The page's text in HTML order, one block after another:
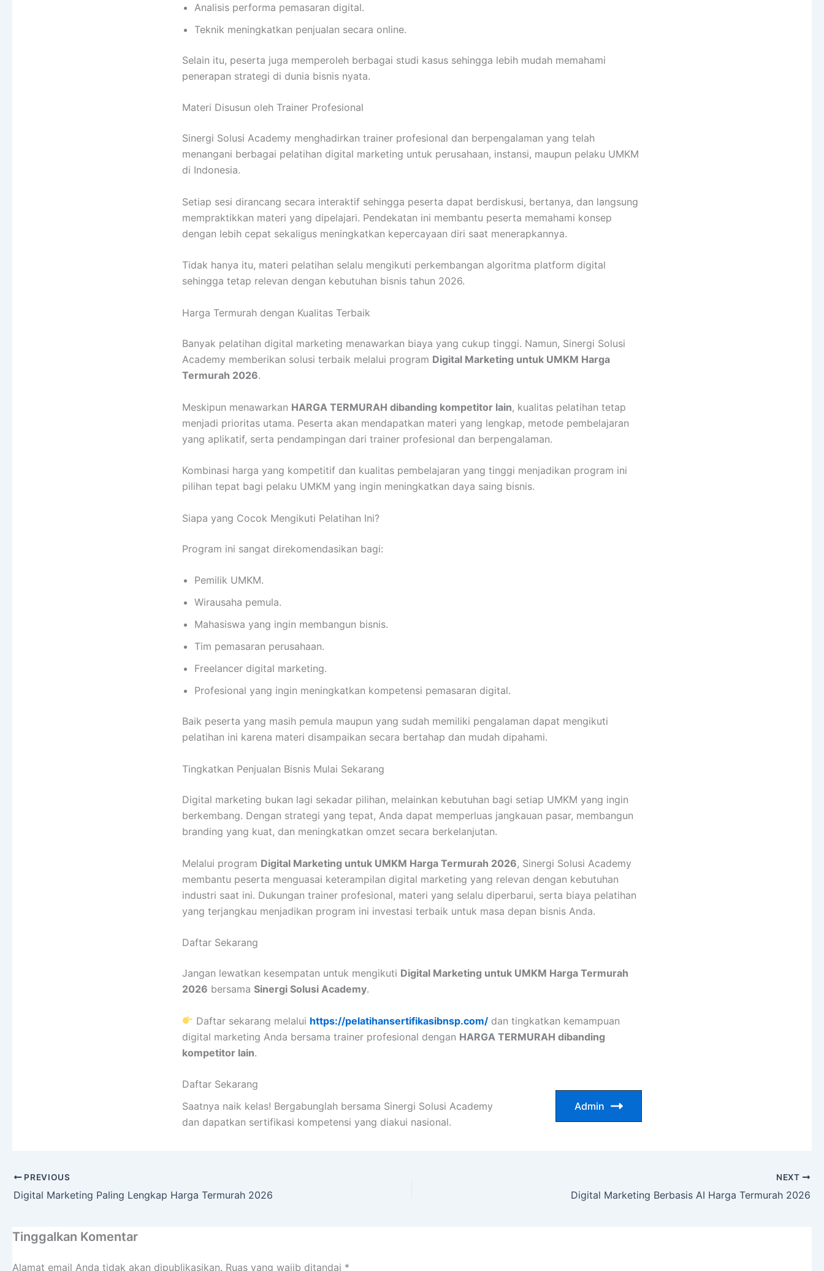
Analisis performa pemasaran digital.
Teknik meningkatkan penjualan secara online.
Selain itu, peserta juga memperoleh berbagai studi kasus sehingga lebih mudah memahami
penerapan strategi di dunia bisnis nyata.
Materi Disusun oleh Trainer Profesional
Sinergi Solusi Academy menghadirkan trainer profesional dan berpengalaman yang telah
menangani berbagai pelatihan digital marketing untuk perusahaan, instansi, maupun pelaku UMKM
di Indonesia.
Setiap sesi dirancang secara interaktif sehingga peserta dapat berdiskusi, bertanya, dan langsung
mempraktikkan materi yang dipelajari. Pendekatan ini membantu peserta memahami konsep
dengan lebih cepat sekaligus meningkatkan kepercayaan diri saat menerapkannya.
Tidak hanya itu, materi pelatihan selalu mengikuti perkembangan algoritma platform digital
sehingga tetap relevan dengan kebutuhan bisnis tahun 2026.
Harga Termurah dengan Kualitas Terbaik
Banyak pelatihan digital marketing menawarkan biaya yang cukup tinggi. Namun, Sinergi Solusi
Academy memberikan solusi terbaik melalui program Digital Marketing untuk UMKM Harga
Termurah 2026.
Meskipun menawarkan HARGA TERMURAH dibanding kompetitor lain, kualitas pelatihan tetap
menjadi prioritas utama. Peserta akan mendapatkan materi yang lengkap, metode pembelajaran
yang aplikatif, serta pendampingan dari trainer profesional dan berpengalaman.
Kombinasi harga yang kompetitif dan kualitas pembelajaran yang tinggi menjadikan program ini
pilihan tepat bagi pelaku UMKM yang ingin meningkatkan daya saing bisnis.
Siapa yang Cocok Mengikuti Pelatihan Ini?
Program ini sangat direkomendasikan bagi:
Pemilik UMKM.
Wirausaha pemula.
Mahasiswa yang ingin membangun bisnis.
Tim pemasaran perusahaan.
Freelancer digital marketing.
Profesional yang ingin meningkatkan kompetensi pemasaran digital.
Baik peserta yang masih pemula maupun yang sudah memiliki pengalaman dapat mengikuti
pelatihan ini karena materi disampaikan secara bertahap dan mudah dipahami.
Tingkatkan Penjualan Bisnis Mulai Sekarang
Digital marketing bukan lagi sekadar pilihan, melainkan kebutuhan bagi setiap UMKM yang ingin
berkembang. Dengan strategi yang tepat, Anda dapat memperluas jangkauan pasar, membangun
branding yang kuat, dan meningkatkan omzet secara berkelanjutan.
Melalui program Digital Marketing untuk UMKM Harga Termurah 2026, Sinergi Solusi Academy
membantu peserta menguasai keterampilan digital marketing yang relevan dengan kebutuhan
industri saat ini. Dukungan trainer profesional, materi yang selalu diperbarui, serta biaya pelatihan
yang terjangkau menjadikan program ini investasi terbaik untuk masa depan bisnis Anda.
Daftar Sekarang
Jangan lewatkan kesempatan untuk mengikuti Digital Marketing untuk UMKM Harga Termurah
2026 bersama Sinergi Solusi Academy.
Daftar sekarang melalui https://pelatihansertifikasibnsp.com/ dan tingkatkan kemampuan
digital marketing Anda bersama trainer profesional dengan HARGA TERMURAH dibanding
kompetitor lain.
Daftar Sekarang
Saatnya naik kelas! Bergabunglah bersama Sinergi Solusi Academy
dan dapatkan sertifikasi kompetensi yang diakui nasional.
Admin
PREVIOUS
Digital Marketing Paling Lengkap Harga Termurah 2026
NEXT
Digital Marketing Berbasis AI Harga Termurah 2026
Tinggalkan Komentar
Alamat email Anda tidak akan dipublikasikan. Ruas yang wajib ditandai *